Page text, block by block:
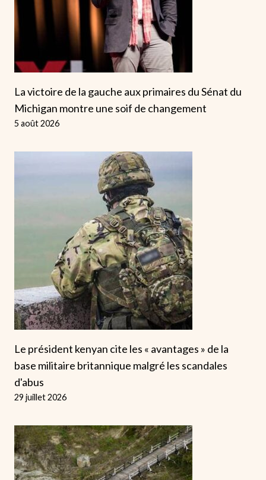
La victoire de la gauche aux primaires du Sénat du
Michigan montre une soif de changement
5 août 2026
Le président kenyan cite les « avantages » de la
base militaire britannique malgré les scandales
d'abus
29 juillet 2026